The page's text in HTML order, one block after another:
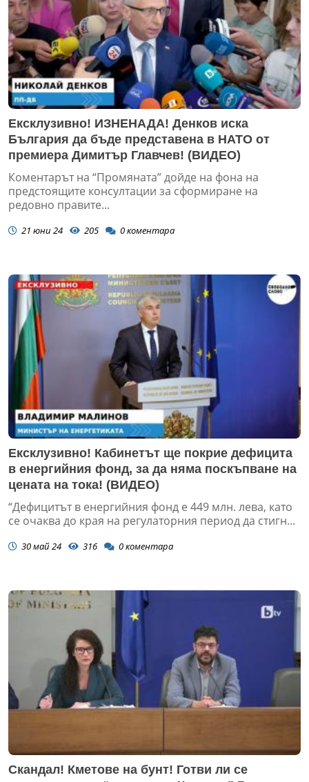
Ексклузивно! ИЗНЕНАДА! Денков иска
България да бъде представена в НАТО от
премиера Димитър Главчев! (ВИДЕО)
Коментарът на “Промяната” дойде на фона на
предстоящите консултации за сформиране на
редовно правите...
21 юни 24 205 0коментара
Ексклузивно! Кабинетът ще покрие дефицита
в енергийния фонд, за да няма поскъпване на
цената на тока! (ВИДЕО)
“Дефицитът в енергийния фонд е 449 млн. лева, като
се очаква до края на регулаторния период да стигн...
30 май 24 316 0коментара
Скандал! Кметове на бунт! Готви ли се